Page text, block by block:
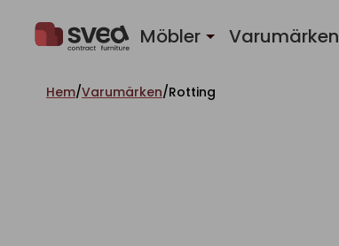
Möbler Varumärken
Hem/Varumärken/Rotting